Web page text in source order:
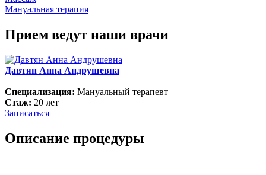
Мануальная терапия
Прием ведут наши врачи
Давтян Анна Андрушевна
Специализация: Мануальный терапевт
Стаж: 20 лет
Записаться
Описание процедуры